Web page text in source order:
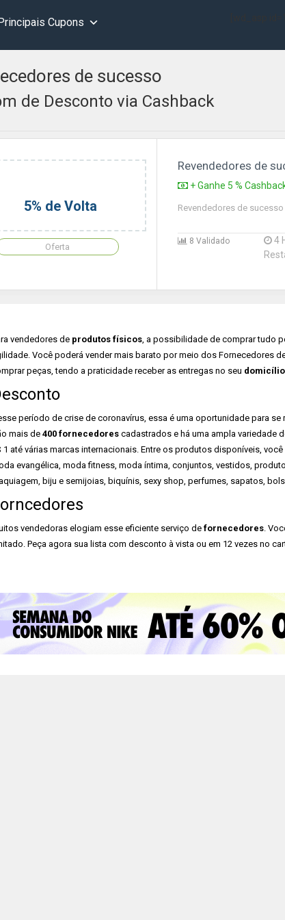
Cupons
de sucesso
de Desconto via Cashback
5% de Volta
Oferta
Revendedores de
+ Ganhe 5 %
Revendedores de sucesso
8 Validado
4
vendedores de produtos físicos, a possibilidade de comprar tudo
Você poderá vender mais barato por meio dos Fornecedores
peças, tendo a praticidade receber as entregas no seu domicílio
período de crise de coronavírus, essa é uma oportunidade para
mais de400 fornecedorescadastrados e há uma ampla variedade
1 até várias marcas internacionais. Entre os produtos disponíveis,
evangélica, moda fitness, moda íntima, conjuntos, vestidos,
biju e semijoias, biquínis, sexy shop, perfumes, sapatos,
vendedoras elogiam esse eficiente serviço de fornecedores.
Peça agora sua lista com desconto à vista ou em 12 vezes no